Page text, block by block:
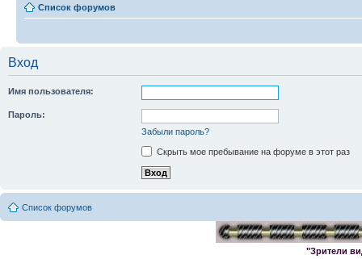
Список форумов
Вход
Имя пользователя:
Пароль:
Забыли пароль?
Скрыть мое пребывание на форуме в этот раз
Список форумов
"Зрители